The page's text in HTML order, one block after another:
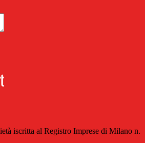
iscritta al Registro Imprese di Milano n.